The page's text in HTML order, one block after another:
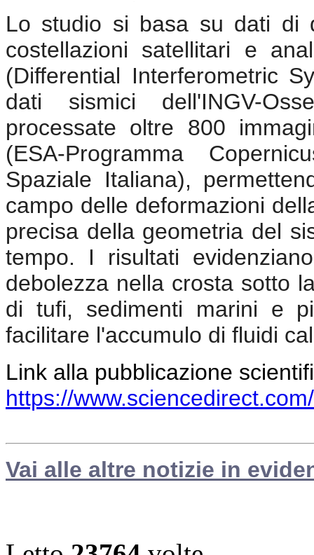
Lo studio si basa su dati di
costellazioni satellitari e
(Differential Interferometric
dati sismici dell'INGV-
processate oltre 800
(ESA-Programma
Spaziale Italiana),
campo delle deformazioni
precisa della geometria del
tempo. I risultati
debolezza nella crosta sotto
di tufi, sedimenti marini e
facilitare l'accumulo di fluidi
Link alla pubblicazione
https://
Vai alle altre notizie in